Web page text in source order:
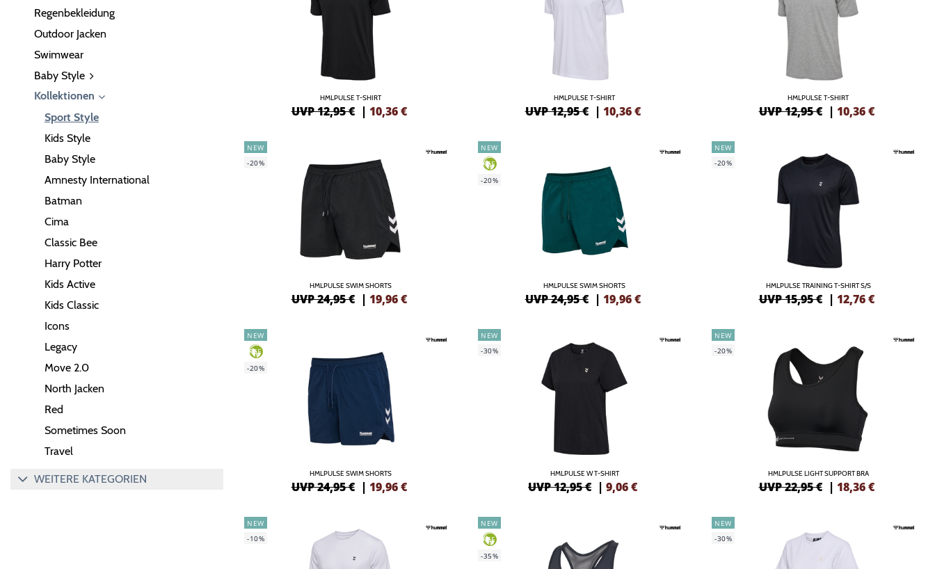
Regenbekleidung
Outdoor Jacken
Swimwear
Baby Style
Kollektionen
Sport Style
Kids Style
Baby Style
Amnesty International
Batman
Cima
Classic Bee
Harry Potter
Kids Active
Kids Classic
Icons
Legacy
Move 2.0
North Jacken
Red
Sometimes Soon
Travel
WEITERE KATEGORIEN
HMLPULSE T-SHIRT
UVP 12,95 € | 10,36 €
HMLPULSE T-SHIRT
UVP 12,95 € | 10,36 €
HMLPULSE T-SHIRT
UVP 12,95 € | 10,36 €
NEW
-20%
HMLPULSE SWIM SHORTS
UVP 24,95 € | 19,96 €
NEW
GREEN
-20%
HMLPULSE SWIM SHORTS
UVP 24,95 € | 19,96 €
NEW
-20%
HMLPULSE TRAINING T-SHIRT S/S
UVP 15,95 € | 12,76 €
NEW
GREEN
-20%
HMLPULSE SWIM SHORTS
UVP 24,95 € | 19,96 €
NEW
-30%
HMLPULSE W T-SHIRT
UVP 12,95 € | 9,06€
NEW
-20%
HMLPULSE LIGHT SUPPORT BRA
UVP 22,95 € | 18,36 €
NEW
-10%
NEW
GREEN
-35%
NEW
-30%